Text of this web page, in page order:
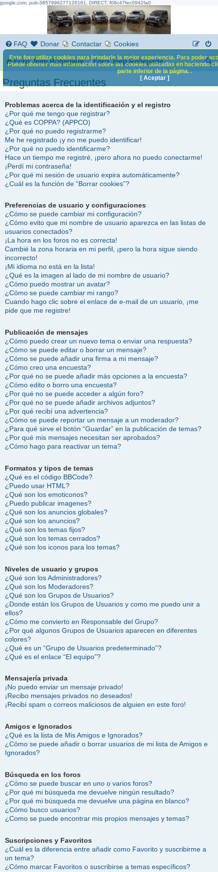
google.com, pub-3857996277126161, DIRECT, f08c47fec0942fa0
FAQ Donar Contactar Cookies
Foro Jeep Renegade Foro Jeep Renegade
B
s
Preguntas Frecuentes
Problemas acerca de la identificación y el registro
¿Por qué me tengo que registrar?
¿Qué es COPPA? (APPCO)
¿Por qué no puedo registrarme?
Me he registrado ¡y no me puedo identificar!
¿Por qué no puedo identificarme?
Hace un tiempo me registré, ¡pero ahora no puedo conectarme!
¡Perdí mi contraseña!
¿Por qué mi sesión de usuario expira automáticamente?
¿Cuál es la función de “Borrar cookies”?
Preferencias de usuario y configuraciones
¿Cómo se puede cambiar mi configuración?
¿Cómo evito que mi nombre de usuario aparezca en las listas de
usuarios conectados?
¡La hora en los foros no es correcta!
Cambié la zona horaria en mi perfil, ¡pero la hora sigue siendo
incorrecto!
¡Mi idioma no está en la lista!
¿Qué es la imagen al lado de mi nombre de usuario?
¿Cómo puedo mostrar un avatar?
¿Cómo se puede cambiar mi rango?
Cuando hago clic sobre el enlace de e-mail de un usuario, ¡me
pide que me registre!
Publicación de mensajes
¿Cómo puedo crear un nuevo tema o enviar una respuesta?
¿Cómo se puede editar o borrar un mensaje?
¿Cómo se puede añadir una firma a mi mensaje?
¿Cómo creo una encuesta?
¿Por qué no se puede añadir más opciones a la encuesta?
¿Cómo edito o borro una encuesta?
¿Por qué no se puede acceder a algún foro?
¿Por qué no se puede añadir archivos adjuntos?
¿Por qué recibí una advertencia?
¿Cómo se puede reportar un mensaje a un moderador?
¿Para qué sirve el botón “Guardar” en la publicación de temas?
¿Por qué mis mensajes necesitan ser aprobados?
¿Cómo hago para reactivar un tema?
Formatos y tipos de temas
¿Qué es el código BBCode?
¿Puedo usar HTML?
¿Qué son los emoticonos?
¿Puedo publicar imagenes?
¿Qué son los anuncios globales?
¿Qué son los anuncios?
¿Qué son los temas fijos?
¿Qué son los temas cerrados?
¿Qué son los iconos para los temas?
Niveles de usuario y grupos
¿Qué son los Administradores?
¿Qué son los Moderadores?
¿Qué son los Grupos de Usuarios?
¿Donde están los Grupos de Usuarios y como me puedo unir a
ellos?
¿Cómo me convierto en Responsable del Grupo?
¿Por qué algunos Grupos de Usuarios aparecen en diferentes
colores?
¿Qué es un “Grupo de Usuarios predeterminado”?
¿Qué es el enlace “El equipo”?
Mensajería privada
¡No puedo enviar un mensaje privado!
¡Recibo mensajes privados no deseados!
¡Recibí spam o correos maliciosos de alguien en este foro!
Amigos e Ignorados
¿Qué es la lista de Mis Amigos e Ignorados?
¿Cómo se puede añadir o borrar usuarios de mi lista de Amigos e
Ignorados?
Búsqueda en los foros
¿Cómo se puede buscar en uno o varios foros?
¿Por qué mi búsqueda me devuelve ningún resultado?
¿Por qué mi búsqueda me devuelve una página en blanco?
¿Cómo busco usuarios?
¿Como se puede encontrar mis propios mensajes y temas?
Suscripciones y Favoritos
¿Cuál es la diferencia entre añadir como Favorito y suscribirme a
un tema?
¿Cómo marcar Favoritos o suscribirse a temas específicos?
Este foro utiliza cookies para brindarle la mejor experiencia. Para poder
Puede obtener más información sobre las cookies utilizadas en haciendo
parte inferior de la página. .
[ Aceptar ]